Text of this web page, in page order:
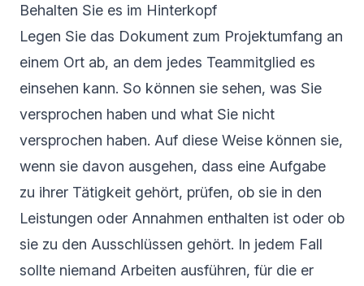
Behalten Sie es im Hinterkopf
Legen Sie das Dokument zum Projektumfang an
einem Ort ab, an dem jedes Teammitglied es
einsehen kann. So können sie sehen, was Sie
versprochen haben und what Sie nicht
versprochen haben. Auf diese Weise können sie,
wenn sie davon ausgehen, dass eine Aufgabe
zu ihrer Tätigkeit gehört, prüfen, ob sie in den
Leistungen oder Annahmen enthalten ist oder ob
sie zu den Ausschlüssen gehört. In jedem Fall
sollte niemand Arbeiten ausführen, für die er